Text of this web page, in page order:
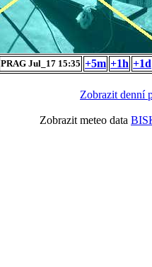
PRAG Jul_17 15:35 +5m +1h +1d
Zobrazit denní
Zobrazit meteo data